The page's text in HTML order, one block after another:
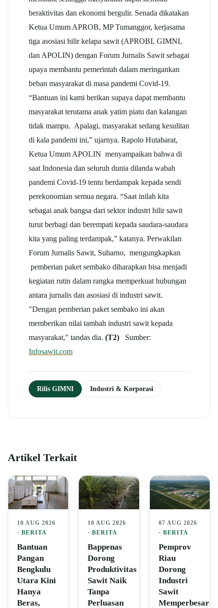
beraktivitas dan ekonomi bergulir. Senada dikatakan
Ketua Umum APROB, MP Tumanggor, kerjasama
tiga asosiasi hilir kelapa sawit (APROBI, GIMNI,
dan APOLIN) dengan Forum Jurnalis Sawit sebagai
upaya membantu pemerintah dalam meringankan
beban masyarakat di masa pandemi Covid-19.
“Bantuan ini kami berikan supaya dapat membantu
masyarakat terutama anak yatim piatu dan kalangan
tidak mampu. Apalagi, masyarakat sedang kesulitan
di kala pandemi ini,” ujarnya. Rapolo Hutabarat,
Ketua Umum APOLIN menyampaikan bahwa di
saat Indonesia dan seluruh dunia dilanda wabah
pandemi Covid-19 tentu berdampak kepada sendi
perekonomian semua negara. “Saat inilah kita
sebagai anak bangsa dari sektor industri hilir sawit
turut berbagi dan berempati kepada saudara-saudara
kita yang paling terdampak,” katanya. Perwakilan
Forum Jurnalis Sawit, Suharno, mengungkapkan
pemberian paket sembako diharapkan bisa menjadi
kegiatan rutin dalam rangka memperkuat hubungan
antara jurnalis dan asosiasi di industri sawit.
"Dengan pemberian paket sembako ini akan
memberikan nilai tambah industri sawit kepada
masyarakat," tandas dia. (T2) Sumber:
Infosawit.com
Rilis GIMNI Industri & Korporasi
Artikel Terkait
10 AUG 2026
· BERITA
Bantuan
Pangan
Bengkulu
Utara Kini
Hanya
Beras,
10 AUG 2026
·BERITA
Bappenas
Dorong
Produktivitas
Sawit Naik
Tanpa
Perluasan
07 AUG 2026
· BERITA
Pemprov
Riau
Dorong
Industri
Sawit
Memperbesar